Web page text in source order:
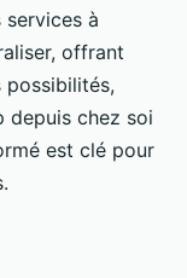
à
offrant
possibilités,
depuis chez soi
est clé pour